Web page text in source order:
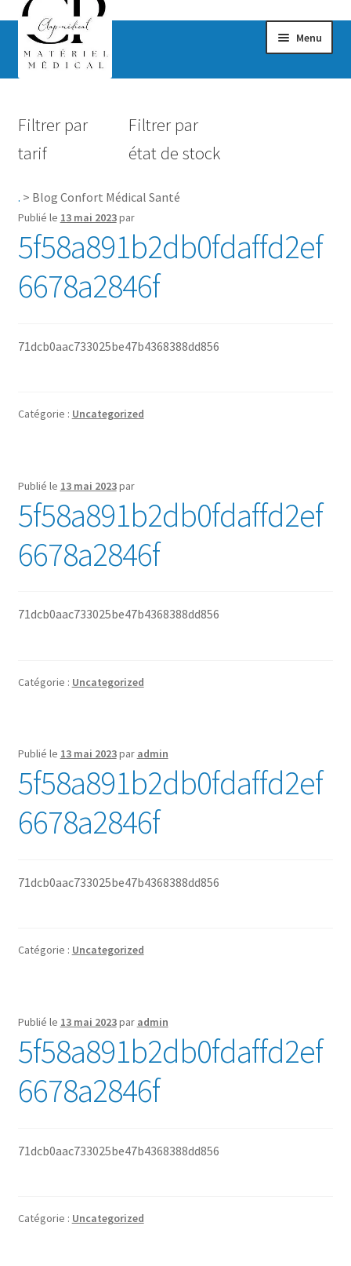
Menu
Hygiène
Rééducation
Maternité
Accessoires Salle de bain
Filtrer par
tarif
Filtrer par
état de stock
. > Blog Confort Médical Santé
Publié le 13 mai 2023par
5f58a891b2db0fdaffd2ef
6678a2846f
71dcb0aac733025be47b4368388dd856
Catégorie : Uncategorized
Publié le 13 mai 2023par
5f58a891b2db0fdaffd2ef
6678a2846f
71dcb0aac733025be47b4368388dd856
Catégorie : Uncategorized
Publié le 13 mai 2023par admin
5f58a891b2db0fdaffd2ef
6678a2846f
71dcb0aac733025be47b4368388dd856
Catégorie : Uncategorized
Publié le 13 mai 2023par admin
5f58a891b2db0fdaffd2ef
6678a2846f
71dcb0aac733025be47b4368388dd856
Catégorie : Uncategorized